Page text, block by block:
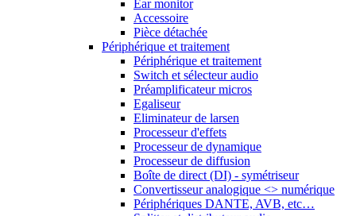
Ear monitor
Accessoire
Pièce détachée
Périphérique et traitement
Périphérique et traitement
Switch et sélecteur audio
Préamplificateur micros
Egaliseur
Eliminateur de larsen
Processeur d'effets
Processeur de dynamique
Processeur de diffusion
Boîte de direct (DI) - symétriseur
Convertisseur analogique <> numérique
Périphériques DANTE, AVB, etc…